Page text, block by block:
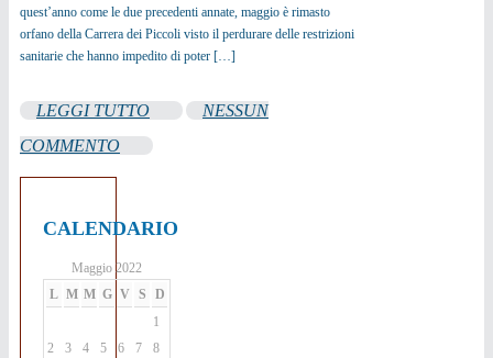
quest’anno come le due precedenti annate, maggio è rimasto
orfano della Carrera dei Piccoli visto il perdurare delle restrizioni
sanitarie che hanno impedito di poter […]
LEGGI TUTTO
NESSUN
COMMENTO
CALENDARIO
Maggio 2022
L M M G V S D
1
2
3 4 5 6 7
8